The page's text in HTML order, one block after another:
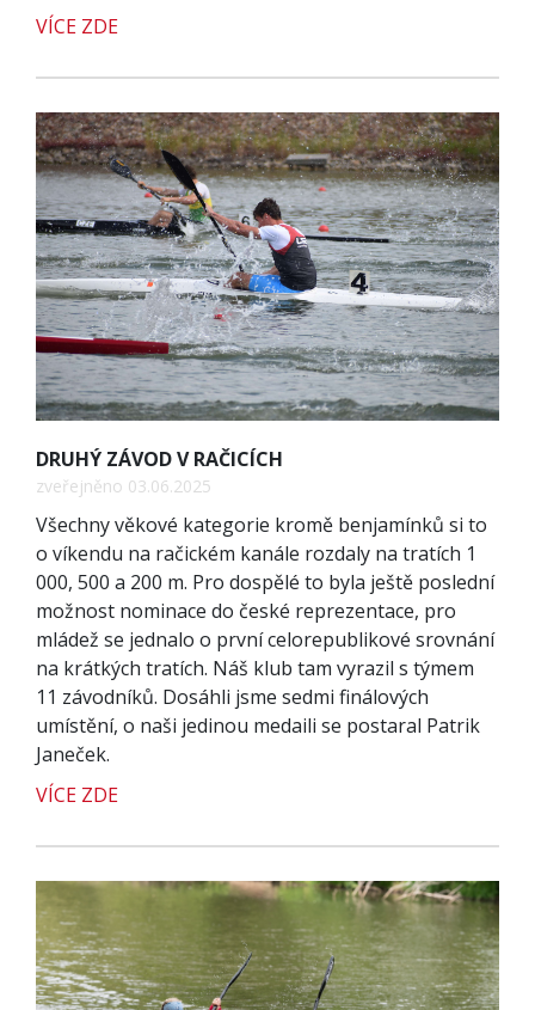
VÍCE ZDE
DRUHÝ ZÁVOD V RAČICÍCH
zveřejněno 03.06.2025
Všechny věkové kategorie kromě benjamínků si to
o víkendu na račickém kanále rozdaly na tratích 1
000, 500 a 200 m. Pro dospělé to byla ještě poslední
možnost nominace do české reprezentace, pro
mládež se jednalo o první celorepublikové srovnání
na krátkých tratích. Náš klub tam vyrazil s týmem
11 závodníků. Dosáhli jsme sedmi finálových
umístění, o naši jedinou medaili se postaral Patrik
Janeček.
VÍCE ZDE